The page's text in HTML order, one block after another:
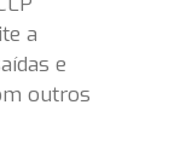
a
e
outros